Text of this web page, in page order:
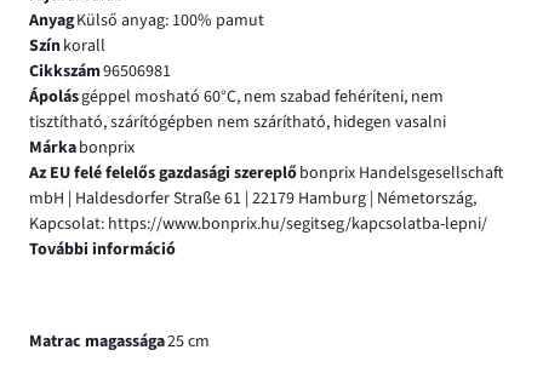
AnyagKülső anyag: 100% pamut
Színkorall
Cikkszám96506981
Ápolásgéppel mosható 60°C, nem szabad fehéríteni, nem
tisztítható, szárítógépben nem szárítható, hidegen vasalni
Márkabonprix
Az EU felé felelős gazdasági szereplőbonprix Handelsgesellschaft
mbH | Haldesdorfer Straße 61 | 22179 Hamburg | Németország,
Kapcsolat: https://www.bonprix.hu/segitseg/kapcsolatba-lepni/
További információ
Matrac magassága25 cm